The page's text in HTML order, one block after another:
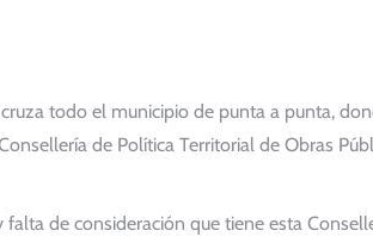
todo el municipio de punta a punta,
de Política Territorial de Obras
de consideración que tiene esta